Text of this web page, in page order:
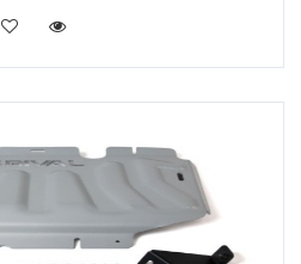
KOUPIT